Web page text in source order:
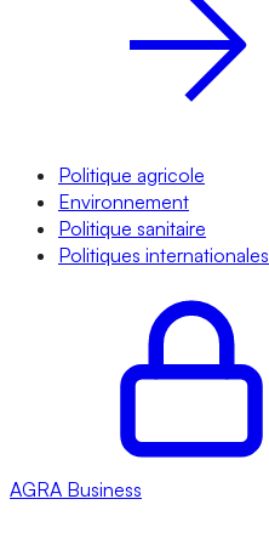
Politique agricole
Environnement
Politique sanitaire
Politiques internationales
AGRA Business